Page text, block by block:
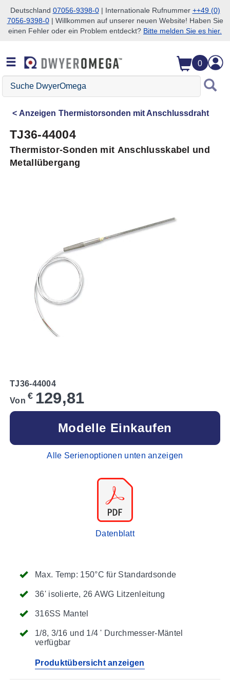
Zum Suchen überspringen
Zum Hauptinhalt überspringen
Zur Navigation überspringen
Deutschland 07056-9398-0| Internationale Rufnummer ++49 (0)
7056-9398-0| Willkommen auf unserer neuen Website! Haben Sie
einen Fehler oder ein Problem entdeckt? Bitte melden Sie es hier.
0
Suche
DwyerOmega
Anzeigen Thermistorsonden mit Anschlussdraht
TJ36-44004
Thermistor-Sonden mit Anschlusskabel und
Metallübergang
Max. Temp: 150°C für Standardsonde
36' isolierte, 26 AWG Litzenleitung
316SS Mantel
1/8, 3/16 und 1/4 ' Durchmesser-Mäntel
verfügbar
Produktübersicht anzeigen
TJ36-44004
Von € 129,81
Modelle Einkaufen
Alle Serienoptionen unten anzeigen
Datenblatt